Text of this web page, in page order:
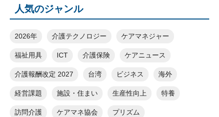
人気のジャンル
2026年 介護テクノロジー ケアマネジャー
福祉用具 ICT 介護保険 ケアニュース
介護報酬改定 2027 台湾 ビジネス 海外
経営課題 施設・住まい 生産性向上 特養
訪問介護 ケアマネ協会 プリズム